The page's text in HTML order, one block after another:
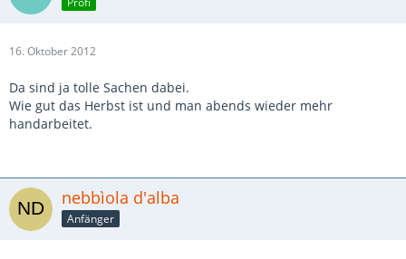
16. Oktober 2012
Da sind ja tolle Sachen dabei.
Wie gut das Herbst ist und man abends wieder mehr
handarbeitet.
nebbìola d'alba
Anfänger